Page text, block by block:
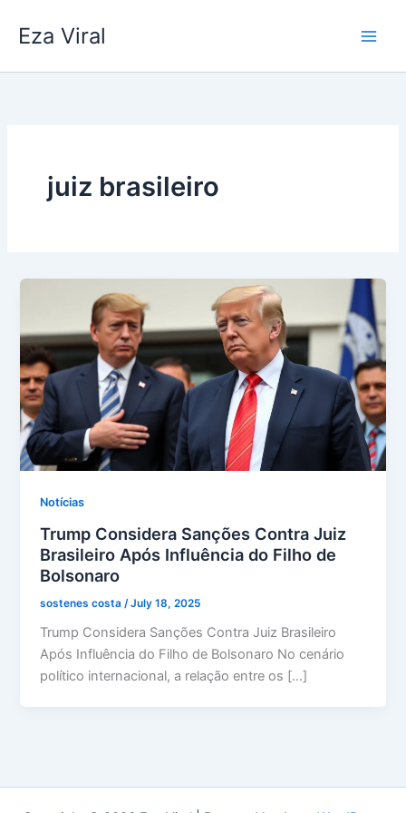
Eza Viral
juiz brasileiro
Notícias
Trump Considera Sanções Contra Juiz
Brasileiro Após Influência do Filho de
Bolsonaro
sostenes costa /July 18, 2025
Trump Considera Sanções Contra Juiz Brasileiro
Após Influência do Filho de Bolsonaro No cenário
político internacional, a relação entre os […]